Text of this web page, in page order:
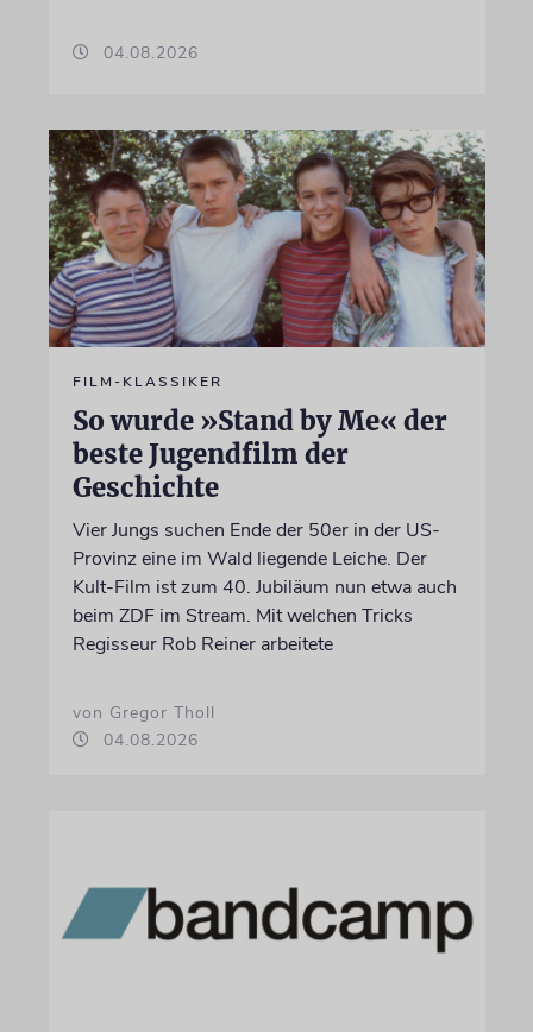
04.08.2026
FILM-KLASSIKER
So wurde »Stand by Me« der
beste Jugendfilm der
Geschichte
Vier Jungs suchen Ende der 50er in der US-
Provinz eine im Wald liegende Leiche. Der
Kult-Film ist zum 40. Jubiläum nun etwa auch
beim ZDF im Stream. Mit welchen Tricks
Regisseur Rob Reiner arbeitete
von Gregor Tholl
04.08.2026